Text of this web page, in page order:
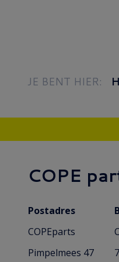
JE BENT HIER:
COPE
Postadres
COPEparts
Pimpelmees 47